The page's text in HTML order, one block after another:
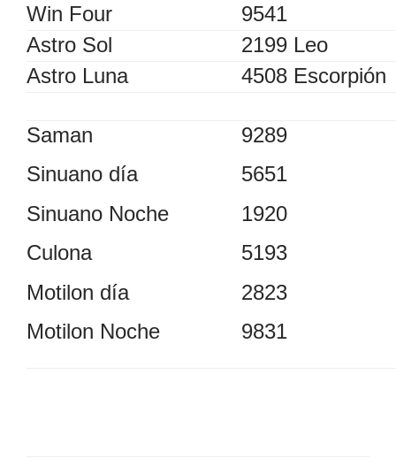
Win Four
9541
Astro Sol
2199 Leo
Astro Luna
4508 Escorpión
Saman
Sinuano día
Sinuano Noche
Culona
Motilon día
Motilon Noche
9289
5651
1920
5193
2823
9831